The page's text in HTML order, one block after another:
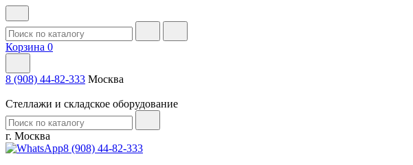
Корзина 0
8 (908) 44-82-333 Москва
Стеллажи и складское оборудование
г. Москва
8 (908) 44-82-333